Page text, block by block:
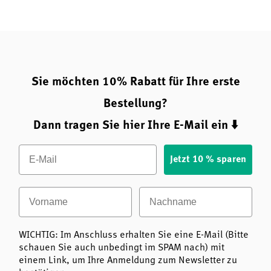
Soja und frei von Gentechnik
keine künstlichen Zusatzstoffe, keine
Konservierungsmittel, keine Farbstoffe
hergestellt nach modernen Standards für Reinheit
Sie möchten 10% Rabatt für Ihre erste
Bestellung?
Dann tragen Sie hier Ihre E-Mail ein ⬇️
Email
Jetzt 10 % sparen
Vorname Nachname
WICHTIG: Im Anschluss erhalten Sie eine E-Mail (Bitte
schauen Sie auch unbedingt im SPAM nach) mit
einem Link, um Ihre Anmeldung zum Newsletter zu